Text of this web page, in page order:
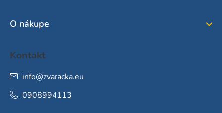
O nákupe
Kontakt
info@zvaracka.eu
0908994113